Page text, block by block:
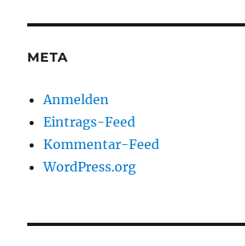
META
Anmelden
Eintrags-Feed
Kommentar-Feed
WordPress.org